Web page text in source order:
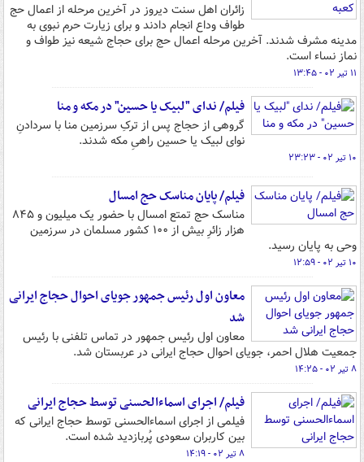
زائران اهل سنت دیروز در آخرین مرحله از اعمال حج
طواف وداع انجام دادند و برای زیارت حرم نبوی به
مدینه مشرف شدند. آخرین مرحله اعمال حج برای حجاج شیعه نیز طواف و
نماز نساء است.
۱۱ تیر ۰۲ - ۱۳:۴۵
فیلم/ ندای "لبیک یا حسین" در مکه و منا
گروهی از حجاج پس از ترکِ سرزمین منا با سردادنِ
نوای لبیک یا حسین راهیِ مکه شدند.
۱۰ تیر ۰۲ - ۲۳:۲۳
فیلم/ پایان مناسک حج امسال
مناسک حج تمتع امسال با حضور یک میلیون و ۸۴۵
هزار زائرِ بیش از ۱۰۰ کشور مسلمان در سرزمین
وحی به پایان رسید.
۱۰ تیر ۰۲ - ۱۲:۵۹
معاون اول رئیس جمهور جویای احوال حجاج ایرانی
شد
معاون اول رئیس جمهور در تماس تلفنی با رئیس
جمعیت هلال احمر، جویای احوال حجاج ایرانی در عربستان شد.
۸ تیر ۰۲ - ۱۴:۲۵
فیلم/ اجرای اسماءالحسنی توسط حجاج ایرانی
فیلمی از اجرای اسماءالحسنی توسط حجاج ایرانی که
بین کاربران سعودی پُربازدید شده است.
۸ تیر ۰۲ - ۱۴:۱۹